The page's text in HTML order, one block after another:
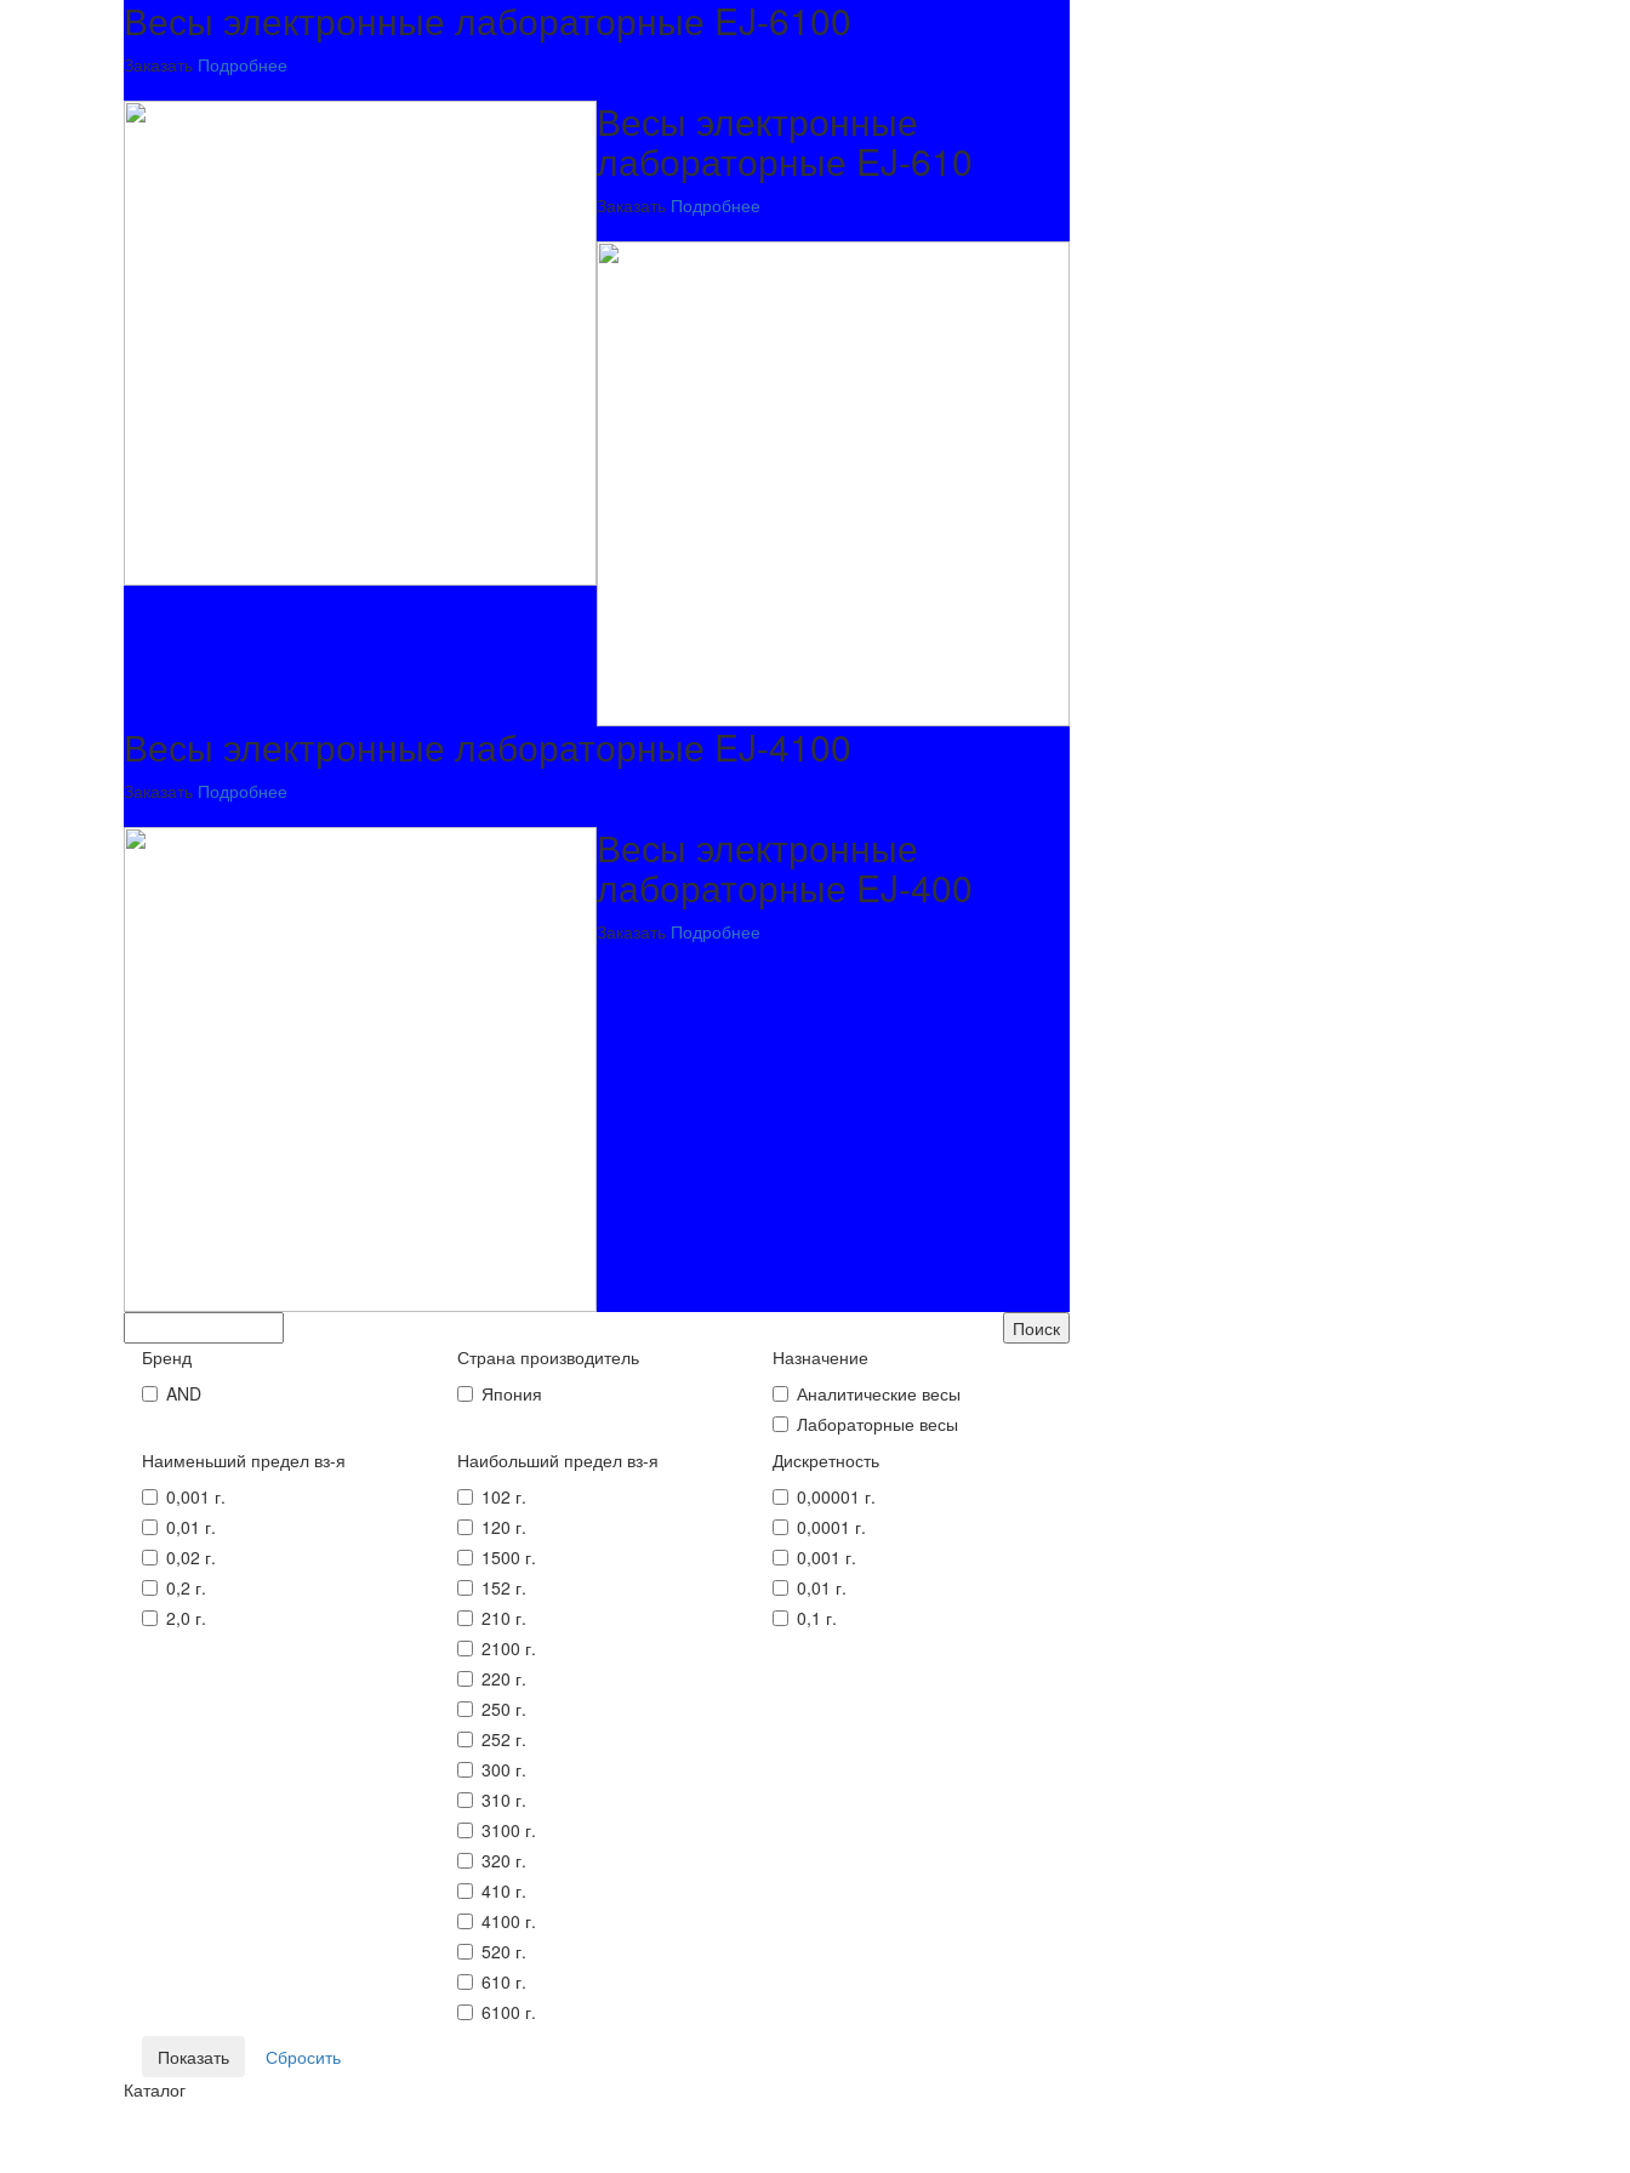
Весы электронные лабораторные EJ-6100
Заказать Подробнее
Весы электронные
лабораторные EJ-610
Заказать Подробнее
Весы электронные лабораторные EJ-4100
Заказать Подробнее
Весы электронные
лабораторные EJ-400
Заказать Подробнее
Бренд
AND
Страна производитель
Япония
Назначение
Аналитические весы
Лабораторные весы
Наименьший предел вз-я
0,001 г.
0,01 г.
0,02 г.
0,2 г.
2,0 г.
Наибольший предел вз-я
102 г.
120 г.
1500 г.
152 г.
210 г.
2100 г.
220 г.
250 г.
252 г.
300 г.
310 г.
3100 г.
320 г.
410 г.
4100 г.
520 г.
610 г.
6100 г.
Дискретность
0,00001 г.
0,0001 г.
0,001 г.
0,01 г.
0,1 г.
Каталог